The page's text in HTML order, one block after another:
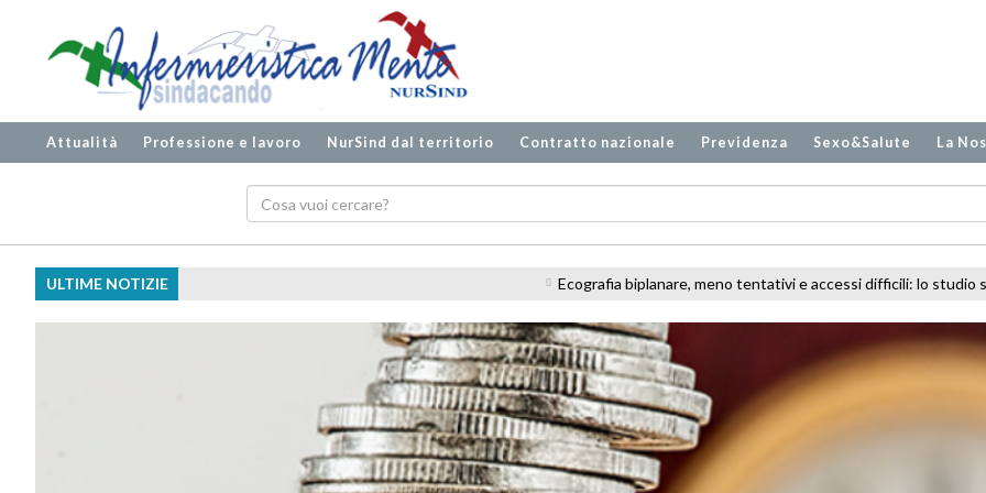
Attualità Professione e lavoro NurSind dal territorio Contratto nazionale Previdenza Sexo&Salute La
ULTIME NOTIZIE Ecografia biplanare, meno tentativi e accessi difficili: lo studio sugli infermieri in PS Carenza